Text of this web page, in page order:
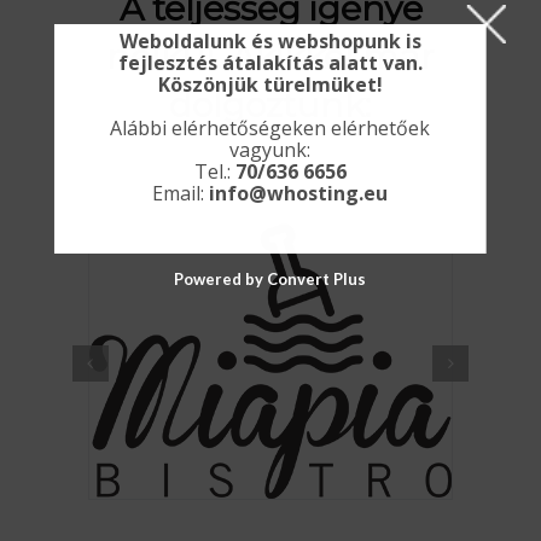
A teljesség igénye
nélkül. Akikkel már
dolgoztunk:
Weboldalunk és webshopunk is
fejlesztés átalakítás alatt van.
Köszönjük türelmüket!
Alábbi elérhetőségeken elérhetőek
vagyunk:
Tel.: 70/636 6656
Email: info@whosting.eu
Powered by Convert Plus